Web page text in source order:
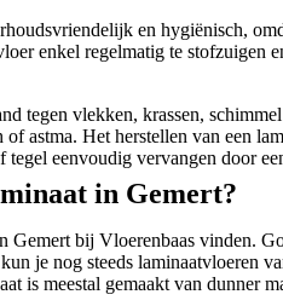
en hygiënisch,
enkel regelmatig te stofzuigen
tegen vlekken, krassen,
astma. Het herstellen van een
tegel eenvoudig vervangen door
in Gemert?
Gemert bij Vloerenbaas vinden.
je nog steeds laminaatvloeren
is meestal gemaakt van dunner